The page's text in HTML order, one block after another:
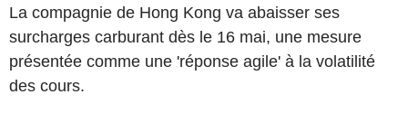
La compagnie de Hong Kong va abaisser ses
surcharges carburant dès le 16 mai, une mesure
présentée comme une 'réponse agile' à la volatilité
des cours.